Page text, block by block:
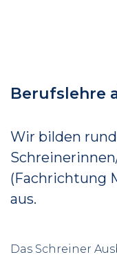
Berufslehre
Wir bilden
(Fachrichtung
aus.
Das Schreiner